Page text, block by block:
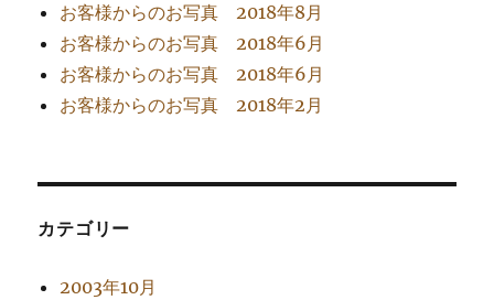
お客様からのお写真 2018年8月
お客様からのお写真 2018年6月
お客様からのお写真 2018年6月
お客様からのお写真 2018年2月
カテゴリー
2003年10月